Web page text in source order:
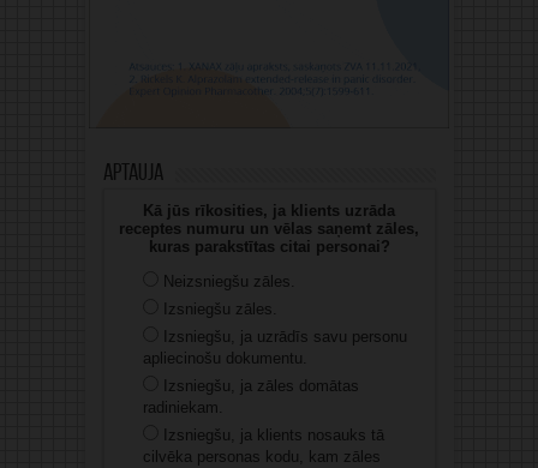
Aptauja
Kā jūs rīkosities, ja klients uzrāda
receptes numuru un vēlas saņemt zāles,
kuras parakstītas citai personai?
Neizsniegšu zāles.
Izsniegšu zāles.
Izsniegšu, ja uzrādīs savu personu
apliecinošu dokumentu.
Izsniegšu, ja zāles domātas
radiniekam.
Izsniegšu, ja klients nosauks tā
cilvēka personas kodu, kam zāles